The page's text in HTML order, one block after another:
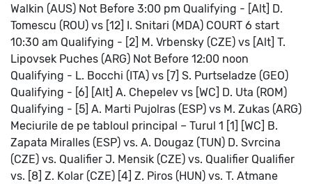
Walkin (AUS) Not Before 3:00 pm Qualifying - [Alt] D.
Tomescu (ROU) vs [12] I. Snitari (MDA) COURT 6 start
10:30 am Qualifying - [2] M. Vrbensky (CZE) vs [Alt] T.
Lipovsek Puches (ARG) Not Before 12:00 noon
Qualifying - L. Bocchi (ITA) vs [7] S. Purtseladze (GEO)
Qualifying - [6] [Alt] A. Chepelev vs [WC] D. Uta (ROM)
Qualifying - [5] A. Marti Pujolras (ESP) vs M. Zukas (ARG)
Meciurile de pe tabloul principal – Turul 1 [1] [WC] B.
Zapata Miralles (ESP) vs. A. Dougaz (TUN) D. Svrcina
(CZE) vs. Qualifier J. Mensik (CZE) vs. Qualifier Qualifier
vs. [8] Z. Kolar (CZE) [4] Z. Piros (HUN) vs. T. Atmane